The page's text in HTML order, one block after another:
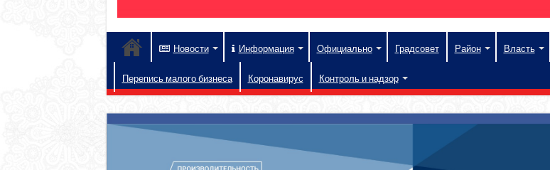
Новости Информация Официально Градсовет Район Власть
Перепись малого бизнеса Коронавирус Контроль и надзор